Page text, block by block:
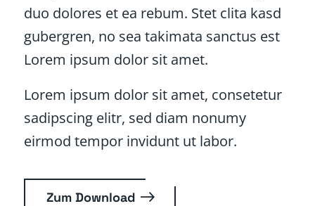
duo dolores et ea rebum. Stet clita kasd
gubergren, no sea takimata sanctus est
Lorem ipsum dolor sit amet.
Lorem ipsum dolor sit amet, consetetur
sadipscing elitr, sed diam nonumy
eirmod tempor invidunt ut labor.
Zum Download